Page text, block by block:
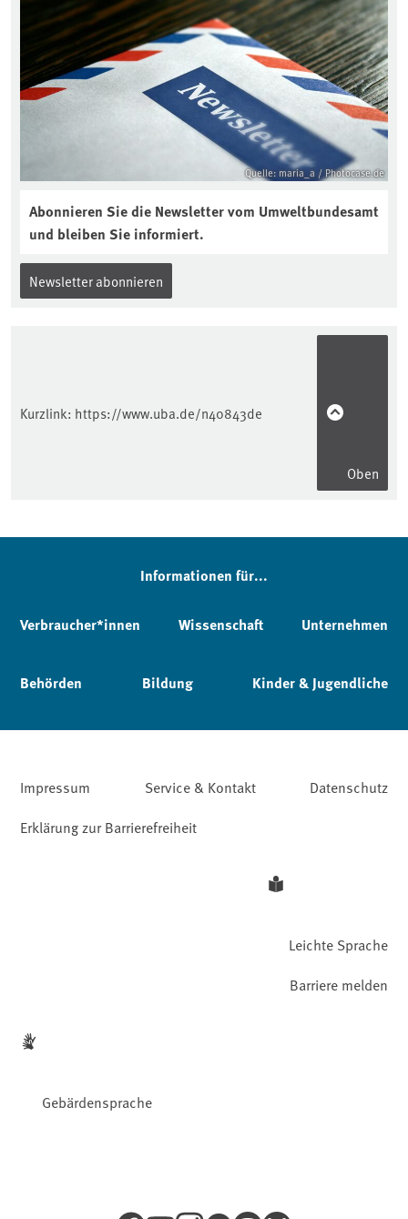
Quelle: maria_a / Photocase.de
Abonnieren Sie die Newsletter vom Umweltbundesamt
und bleiben Sie informiert.
Newsletter abonnieren
Kurzlink: https://www.uba.de/n40843de
Oben
Informationen für...
Verbraucher*innen Wissenschaft Unternehmen
Behörden Bildung Kinder & Jugendliche
Impressum Service & Kontakt
Datenschutz
Erklärung zur Barrierefreiheit
Leichte Sprache
Gebärdensprache
Barriere melden